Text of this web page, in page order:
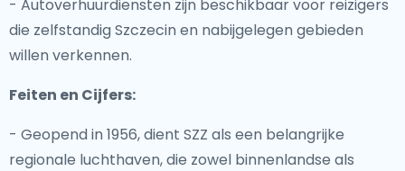
- Autoverhuurdiensten zijn beschikbaar voor reizigers
die zelfstandig Szczecin en nabijgelegen gebieden
willen verkennen.
Feiten en Cijfers:
- Geopend in 1956, dient SZZ als een belangrijke
regionale luchthaven, die zowel binnenlandse als